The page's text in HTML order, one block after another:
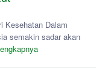
Kesehatan Dalam
semakin sadar akan